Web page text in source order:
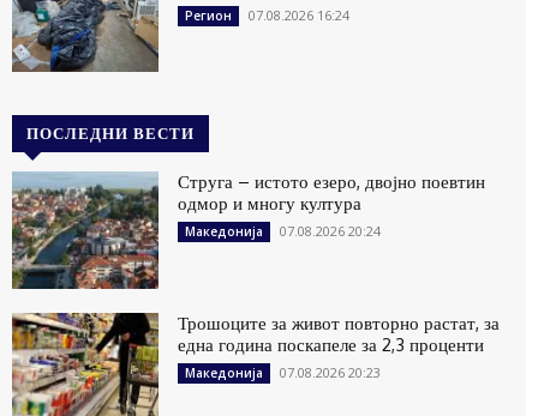
Регион 07.08.2026 16:24
ПОСЛЕДНИ ВЕСТИ
Струга – истото езеро, двојно поевтин
одмор и многу култура
Македонија 07.08.2026 20:24
Трошоците за живот повторно растат, за
една година поскапеле за 2,3 проценти
Македонија 07.08.2026 20:23